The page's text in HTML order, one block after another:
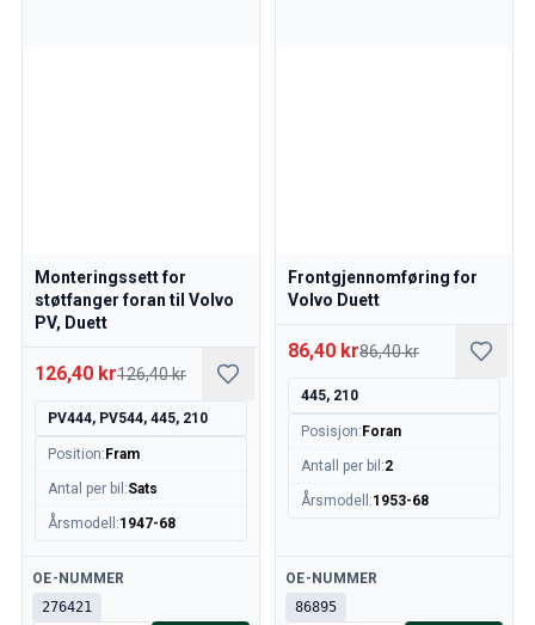
Monteringssett for
støtfanger foran til Volvo
PV, Duett
126,40 kr126,40 kr
PV444, PV544, 445, 210
Position: Fram
Antal per bil :Sats
Årsmodell :1947-68
Tilgjengelig
OE-NUMMER
276421
Frontgjennomføring for
Volvo Duett
86,40 kr86,40 kr
445, 210
Posisjon: Foran
Antall per bil :2
Årsmodell :1953-68
Tilgjengelig
OE-NUMMER
86895